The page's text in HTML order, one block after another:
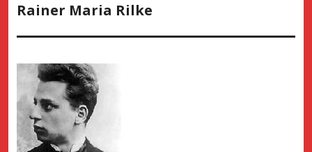
Rainer Maria Rilke